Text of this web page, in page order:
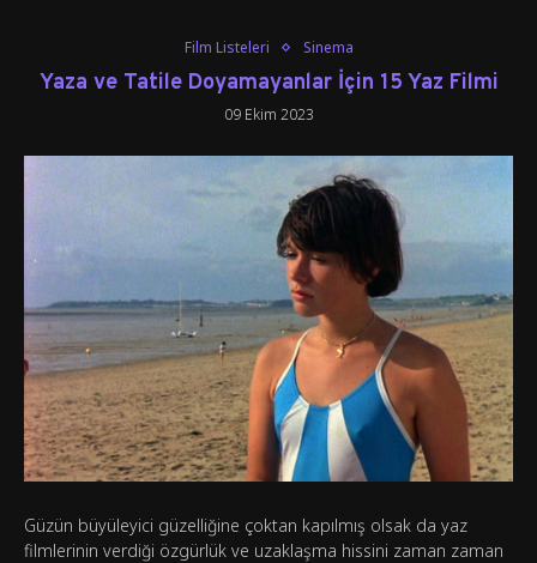
Film Listeleri Sinema
Yaza ve Tatile Doyamayanlar İçin 15 Yaz Filmi
09 Ekim 2023
Güzün büyüleyici güzelliğine çoktan kapılmış olsak da yaz
filmlerinin verdiği özgürlük ve uzaklaşma hissini zaman zaman